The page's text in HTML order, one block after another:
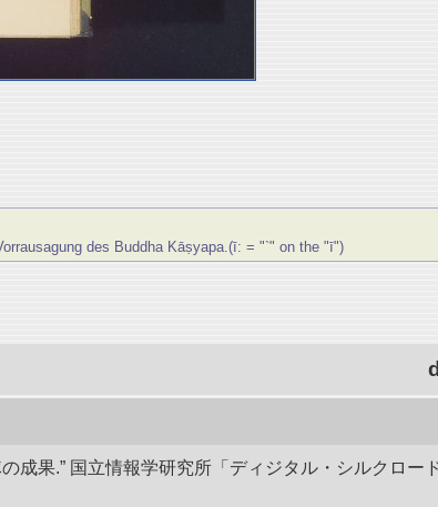
des Buddha Kāṣyapa.(ī: = "`" on the "ī")
成果.” 国立情報学研究所「ディジタル・シルクロー